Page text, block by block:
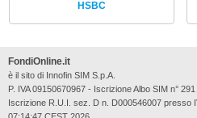
HSBC
FondiOnline.it
è il sito di Innofin SIM S.p.A.
P. IVA 09150670967 - Iscrizione Albo SIM n°
Iscrizione R.U.I. sez. D n. D000546007 presso